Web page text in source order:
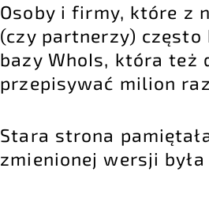
Osoby i firmy, które z
(czy partnerzy)
bazy WhoIs, która też
przepisywać milion
Stara strona
zmienionej wersji